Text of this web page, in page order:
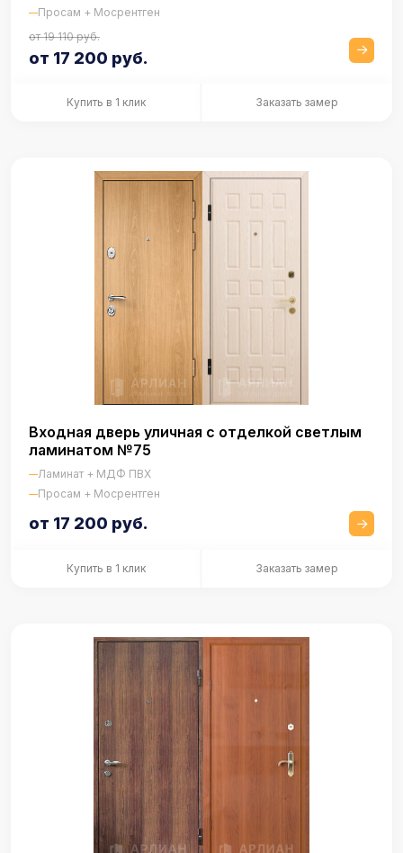
Просам + Мосрентген
от 19 110 руб.
от 17 200 руб.
Купить в 1 клик Заказать замер
Входная дверь уличная с отделкой светлым
ламинатом №75
Ламинат + МДФ ПВХ
Просам + Мосрентген
от 17 200 руб.
Купить в 1 клик Заказать замер